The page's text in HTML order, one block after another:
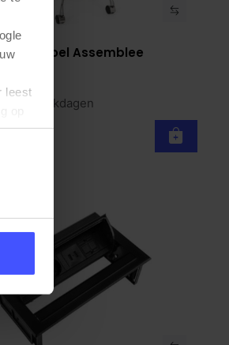
leest
Assemblee
3-5 werkdagen